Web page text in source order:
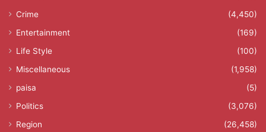
Crime
(4,450)
Entertainment
(169)
Life Style
(100)
Miscellaneous
(1,958)
paisa
(5)
Politics
(3,076)
Region
(26,458)